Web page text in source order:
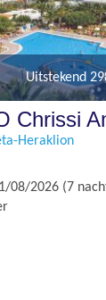
Uitstekend
Chrissi
Heraklion
08/2026 (7